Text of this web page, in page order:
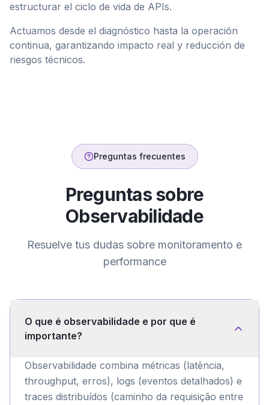
estructurar el ciclo de vida de APIs.
Actuamos desde el diagnóstico hasta la operación
continua, garantizando impacto real y reducción de
riesgos técnicos.
Preguntas frecuentes
Preguntas sobre
Observabilidade
Resuelve tus dudas sobre monitoramento e
performance
O que é observabilidade e por que é
importante?
Observabilidade combina métricas (latência,
throughput, erros), logs (eventos detalhados) e
traces distribuídos (caminho da requisição entre